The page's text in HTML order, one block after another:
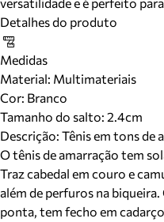
Detalhes do produto
Medidas
Material: Multimateriais
Cor: Branco
Tamanho do salto: 2.4cm
Descrição: Tênis em tons de
O tênis de amarração tem
Traz cabedal em couro e
além de perfuros na
ponta, tem fecho em